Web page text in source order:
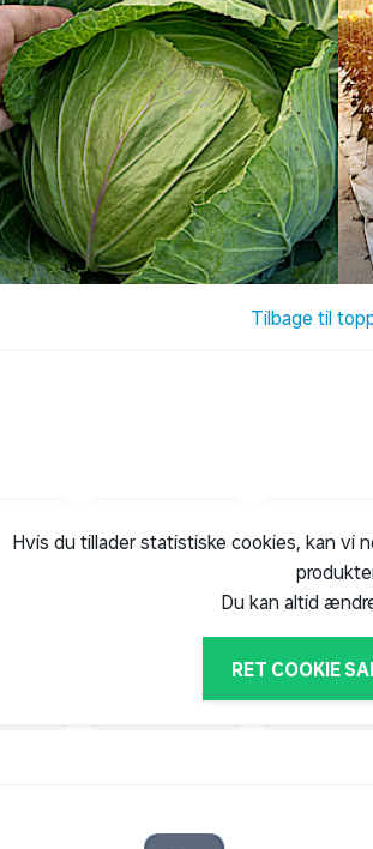
Tilbage til
Hvis du tillader statistiske cookies, kan vi
Du kan altid
RET COOKIE